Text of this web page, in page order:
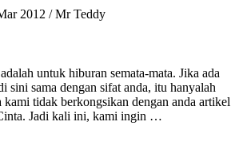
2012 /Mr Teddy
untuk hiburan semata-mata. Jika ada
sini sama dengan sifat anda, itu hanyalah
kami tidak berkongsikan dengan anda artikel
Jadi kali ini, kami ingin …